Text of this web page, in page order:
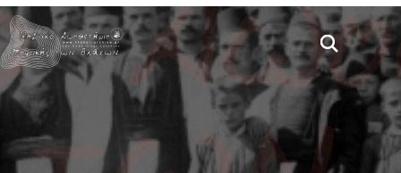
Παράκαμψη προς το κυρίως περιεχόμενο